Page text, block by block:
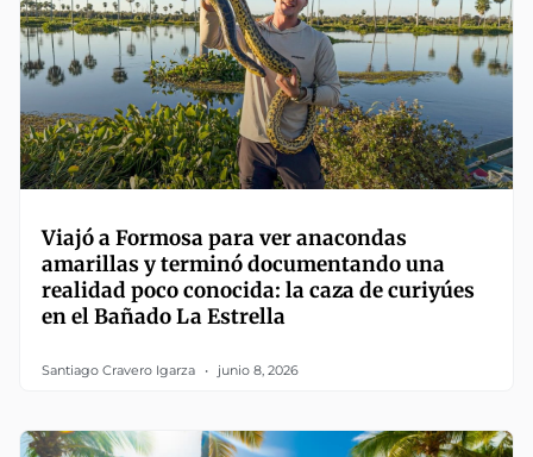
Viajó a Formosa para ver anacondas
amarillas y terminó documentando una
realidad poco conocida: la caza de curiyúes
en el Bañado La Estrella
Santiago Cravero Igarza junio 8, 2026